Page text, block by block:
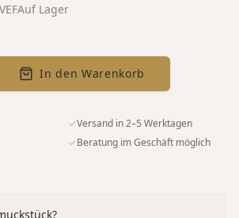
Auf Lager
In den Warenkorb
✓Versand in 2–5 Werktagen
✓Beratung im Geschäft möglich